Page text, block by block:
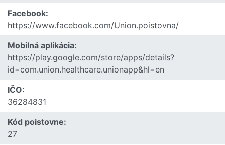
Facebook:
https://www.facebook.com/Union.poistovna/
Mobilná aplikácia:
https://play.google.com/store/apps/details?
id=com.union.healthcare.unionapp&hl=en
IČO:
36284831
Kód poistovne:
27